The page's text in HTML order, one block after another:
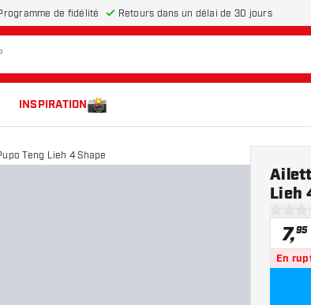
de fidélité Retours dans un délai de 30 jours
INSPIRATION
Teng Lieh 4 Shape
0
Lieh
7,95
En